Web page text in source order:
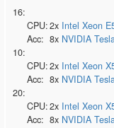
16:
CPU:2x Intel Xeon
Acc: 8x NVIDIA
10:
CPU:2x Intel Xeon
Acc: 8x NVIDIA
20:
CPU:2x Intel Xeon
Acc: 8x NVIDIA